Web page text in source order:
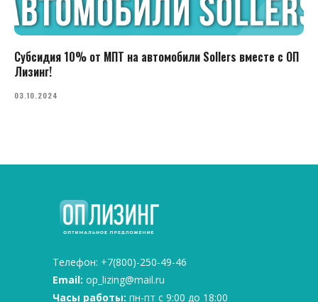
Субсидия 10% от МПТ на автомобили Sollers вместе с ОП
Лизинг!
03.10.2024
Телефон: +7(800)-250-49-46
Email: op_lizing@mail.ru
Часы работы: пн-пт с 9:00 до 18:00